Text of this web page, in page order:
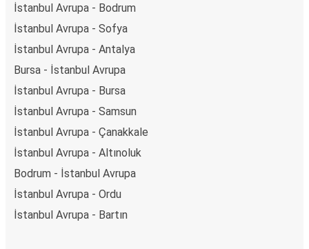
İstanbul Avrupa - Bodrum
İstanbul Avrupa - Sofya
İstanbul Avrupa - Antalya
Bursa - İstanbul Avrupa
İstanbul Avrupa - Bursa
İstanbul Avrupa - Samsun
İstanbul Avrupa - Çanakkale
İstanbul Avrupa - Altınoluk
Bodrum - İstanbul Avrupa
İstanbul Avrupa - Ordu
İstanbul Avrupa - Bartın